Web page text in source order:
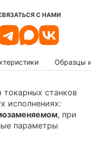
С НАМИ
Образцы
станков
исполнениях:
, при
параметры